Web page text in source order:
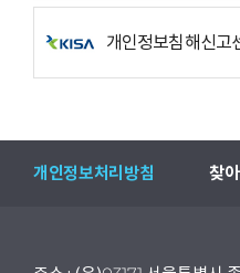
개인정보침해신고
개인정보처리방침 찾